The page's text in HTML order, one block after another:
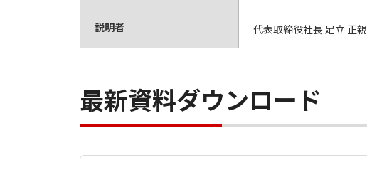
説明者 代表取締役社長 足立 正親
最新資料ダウンロード